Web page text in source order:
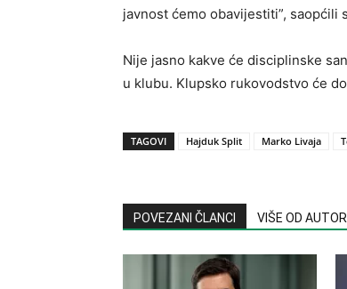
javnost ćemo obavijestiti”, saopćili
Nije jasno kakve će disciplinske
u klubu. Klupsko rukovodstvo će
TAGOVI Hajduk Split Marko Livaja
POVEZANI ČLANCI VIŠE OD